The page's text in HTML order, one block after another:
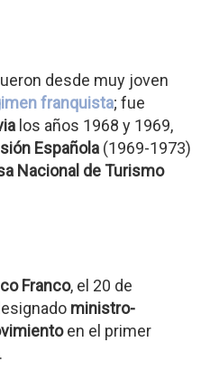
desde muy joven
franquista; fue
los años 1968 y 1969,
Española (1969-1973)
Nacional de Turismo
Franco, el 20 de
ministro-
en el primer